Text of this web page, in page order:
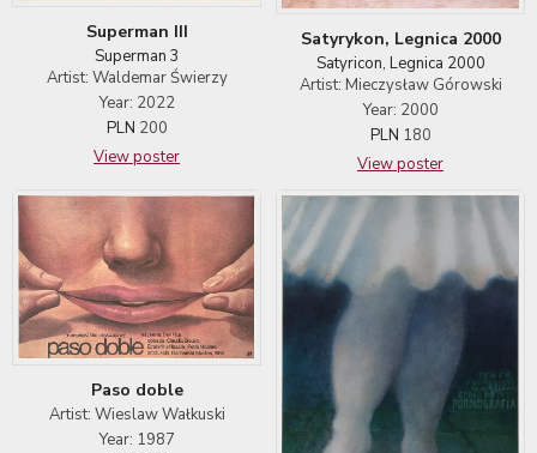
Superman III
Superman 3
Artist: Waldemar Świerzy
Year: 2022
PLN 200
View poster
Satyrykon, Legnica 2000
Satyricon, Legnica 2000
Artist: Mieczysław Górowski
Year: 2000
PLN 180
View poster
Paso doble
Artist: Wieslaw Wałkuski
Year: 1987